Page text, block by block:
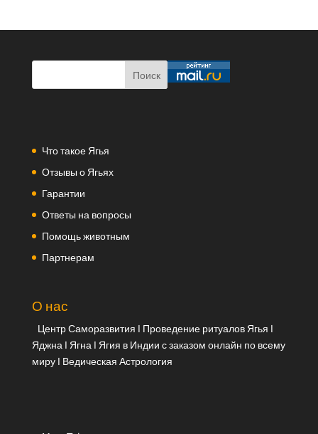
Что такое Ягья
Отзывы о Ягьях
Гарантии
Ответы на вопросы
Помощь животным
Партнерам
О нас
Центр Саморазвития | Проведение ритуалов Ягья |
Яджна | Ягна | Ягия в Индии с заказом онлайн по всему
миру | Ведическая Астрология